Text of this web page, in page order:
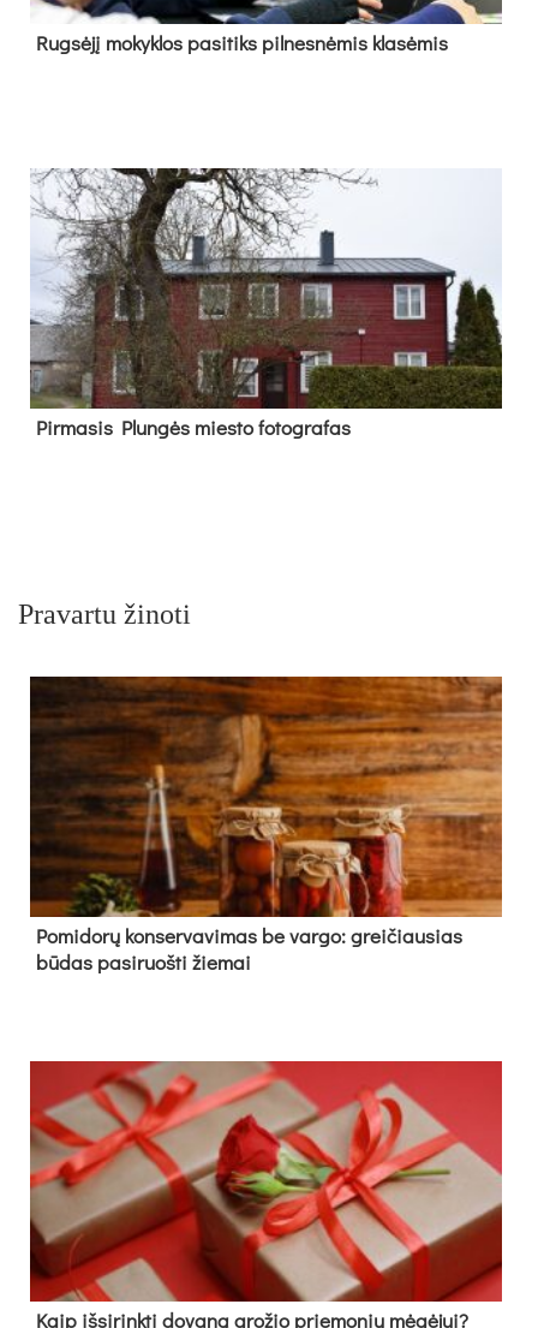
Rug­sė­jį mo­kyk­los pa­si­tiks pil­nes­nė­mis kla­sė­mis
Pir­ma­sis Plun­gės mies­to fo­tog­ra­fas
Pravartu žinoti
Pomidorų konservavimas be vargo: greičiausias
būdas pasiruošti žiemai
Kaip išsirinkti dovaną grožio priemonių mėgėjui?